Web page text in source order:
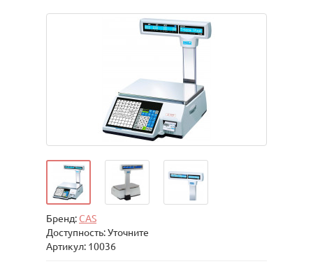
Бренд: CAS
Доступность: Уточните
Артикул: 10036